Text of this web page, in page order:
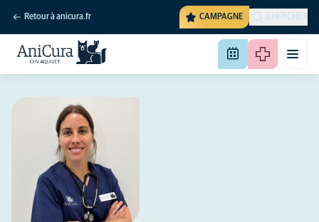
Retour à anicura.fr CAMPAGNE CHERCHER